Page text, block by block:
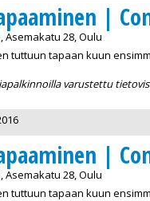
|
Asemakatu 28, Oulu
tuttuun tapaan kuun
varustettu
|
Asemakatu 28, Oulu
tuttuun tapaan kuun